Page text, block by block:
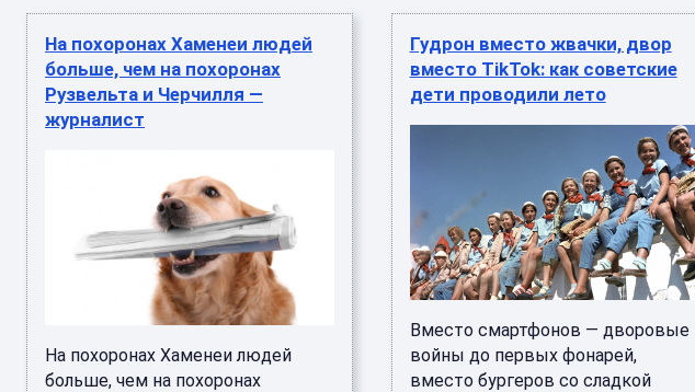
На похоронах Хаменеи людей
больше, чем на похоронах
Рузвельта и Черчилля —
журналист
На похоронах Хаменеи людей
больше, чем на похоронах
Гудрон вместо жвачки, двор
вместо TikTok: как советские
дети проводили лето
Вместо смартфонов — дворовые
войны до первых фонарей,
вместо бургеров со сладкой